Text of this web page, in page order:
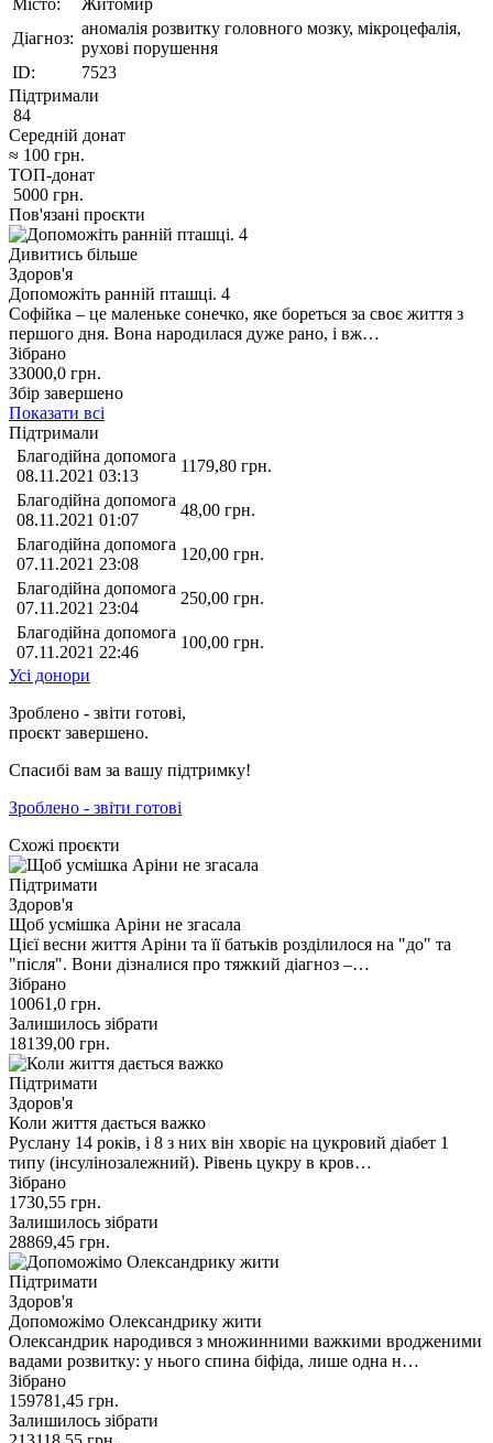
Діагноз:
аномалія розвитку головного мозку, мікроцефалія,
рухові порушення
ID:
7523
Підтримали
84
Середній донат
≈ 100 грн.
ТОП-донат
5000 грн.
Пов'язані проєкти
Дивитись більше
Здоров'я
Допоможіть ранній пташці. 4
Софійка – це маленьке сонечко, яке бореться за своє життя з
першого дня. Вона народилася дуже рано, і вж…
Зібрано
33000,0 грн.
Збір завершено
Показати всі
Підтримали
Благодійна допомога
08.11.2021 03:13
1179,80 грн.
Благодійна допомога
08.11.2021 01:07
48,00 грн.
Благодійна допомога
07.11.2021 23:08
120,00 грн.
Благодійна допомога
07.11.2021 23:04
250,00 грн.
Благодійна допомога
07.11.2021 22:46
100,00 грн.
Усі донори
Зроблено - звіти готові,
проєкт завершено.
Спасибі вам за вашу підтримку!
Зроблено - звіти готові
Схожі проєкти
Підтримати
Здоров'я
Щоб усмішка Аріни не згасала
Цієї весни життя Аріни та її батьків розділилося на "до" та
"після". Вони дізналися про тяжкий діагноз –…
Зібрано
10061,0 грн.
Залишилось зібрати
18139,00 грн.
Підтримати
Здоров'я
Коли життя дається важко
Руслану 14 років, і 8 з них він хворіє на цукровий діабет 1
типу (інсулінозалежний). Рівень цукру в кров…
Зібрано
1730,55 грн.
Залишилось зібрати
28869,45 грн.
Підтримати
Здоров'я
Допоможімо Олександрику жити
Олександрик народився з множинними важкими вродженими
вадами розвитку: у нього спина біфіда, лише одна н…
Зібрано
159781,45 грн.
Залишилось зібрати